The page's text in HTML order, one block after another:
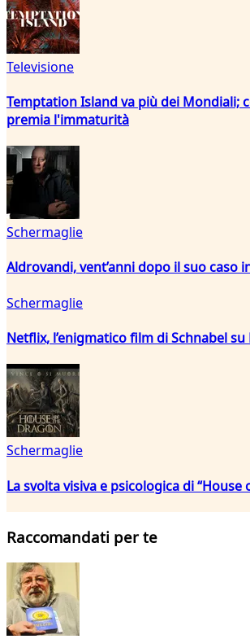
Televisione
Temptation Island va più dei Mondiali;
premia l'immaturità
Schermaglie
Aldrovandi, vent’anni dopo il suo caso
Schermaglie
Netflix, l’enigmatico film di Schnabel su
Schermaglie
La svolta visiva e psicologica di “House
Raccomandati per te